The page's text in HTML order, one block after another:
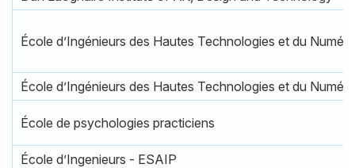
École d’Ingénieurs des Hautes Technologies et du
École d’Ingénieurs des Hautes Technologies et du
École de psychologies practiciens
École d’Ingenieurs - ESAIP